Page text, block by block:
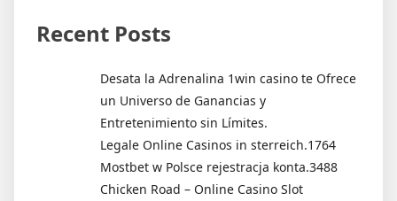
Advicors
Recent Posts
Desata la Adrenalina 1win casino te Ofrece
un Universo de Ganancias y
Entretenimiento sin Límites.
Legale Online Casinos in sterreich.1764
Mostbet w Polsce rejestracja konta.3488
Chicken Road – Online Casino Slot